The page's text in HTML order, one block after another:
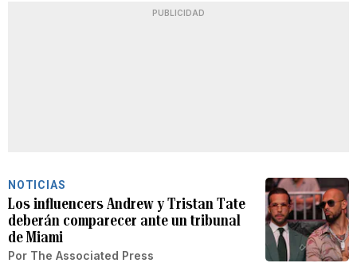
PUBLICIDAD
NOTICIAS
Los influencers Andrew y Tristan Tate
deberán comparecer ante un tribunal
de Miami
Por The Associated Press